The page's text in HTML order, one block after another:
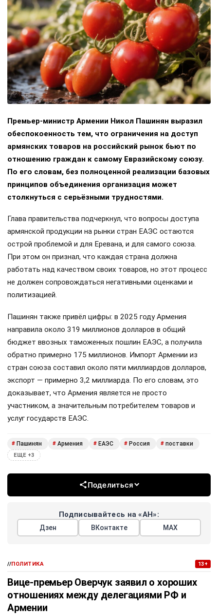
Премьер-министр Армении Никол Пашинян выразил
обеспокоенность тем, что ограничения на доступ
армянских товаров на российский рынок бьют по
отношению граждан к самому Евразийскому союзу.
По его словам, без полноценной реализации базовых
принципов объединения организация может
столкнуться с серьёзными трудностями.
Глава правительства подчеркнул, что вопросы доступа
армянской продукции на рынки стран ЕАЭС остаются
острой проблемой и для Еревана, и для самого союза.
При этом он признал, что каждая страна должна
работать над качеством своих товаров, но этот процесс
не должен сопровождаться негативными оценками и
политизацией.
Пашинян также привёл цифры: в 2025 году Армения
направила около 319 миллионов долларов в общий
бюджет ввозных таможенных пошлин ЕАЭС, а получила
обратно примерно 175 миллионов. Импорт Армении из
стран союза составил около пяти миллиардов долларов,
экспорт — примерно 3,2 миллиарда. По его словам, это
доказывает, что Армения является не просто
участником, а значительным потребителем товаров и
услуг государств ЕАЭС.
# Пашинян # Армения # ЕАЭС # Россия # поставки
ЕЩЕ +3
Поделиться
Подписывайтесь на «АН»:
Дзен ВКонтакте МАХ
//ПОЛИТИКА 13+
Вице-премьер Оверчук заявил о хороших
отношениях между делегациями РФ и
Армении